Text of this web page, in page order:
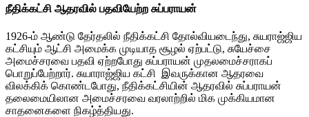
நீதிக்கட்சி ஆதரவில் பதவியேற்ற சுப்பராயன்
1926-ம் ஆண்டு தேர்தலில் நீதிக்கட்சி தோல்வியடைந்து, சுயராஜ்ஜிய
கட்சியும் ஆட்சி அமைக்க முடியாத சூழல் ஏற்பட்டு, சுயேச்சை
அமைச்சரவை பதவி ஏற்றபோது சுப்பராயன் முதலமைச்சராகப்
பொறுப்பேற்றார். சுயாராஜ்ஜிய கட்சி இவருக்கான ஆதரவை
விலக்கிக் கொண்டபோது, நீதிக்கட்சியின் ஆதரவில் சுப்பராயன்
தலைமையிலான அமைச்சரவை வரலாற்றில் மிக முக்கியமான
சாதனைகளை நிகழ்த்தியது.